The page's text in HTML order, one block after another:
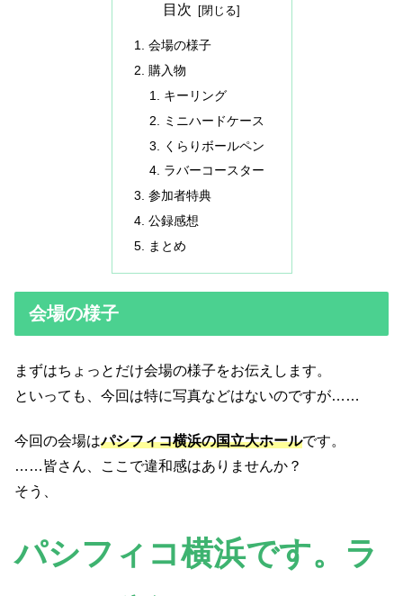
目次
会場の様子
購入物
キーリング
ミニハードケース
くらりボールペン
ラバーコースター
参加者特典
公録感想
まとめ
会場の様子
まずはちょっとだけ会場の様子をお伝えします。
といっても、今回は特に写真などはないのですが……
今回の会場はパシフィコ横浜の国立大ホールです。
……皆さん、ここで違和感はありませんか？
そう、
パシフィコ横浜です。ラ